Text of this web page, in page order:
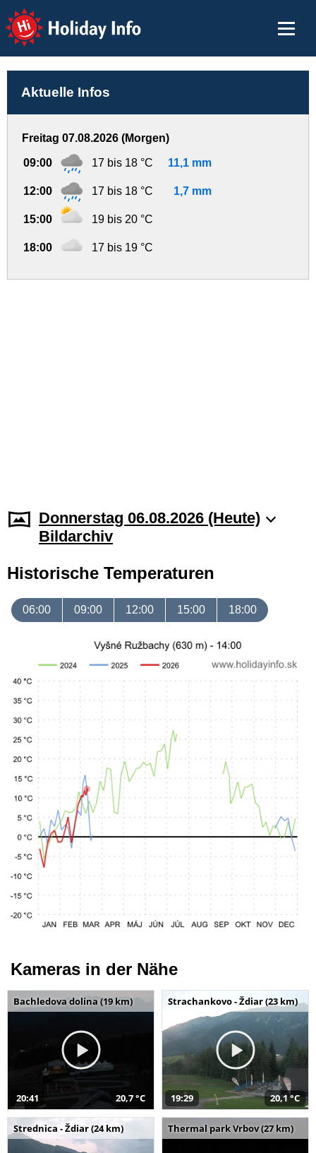
Holiday Info
Aktuelle Infos
Freitag 07.08.2026 (Morgen)
09:00 17 bis 18 °C 11,1 mm
12:00 17 bis 18 °C 1,7 mm
15:00 19 bis 20 °C
18:00 17 bis 19 °C
Donnerstag 06.08.2026 (Heute)
Bildarchiv
Historische Temperaturen
06:00 09:00 12:00 15:00 18:00
Kameras in der Nähe
Bachledova dolina (19 km)
20:41 20,7 °C
Strachankovo - Ždiar (23 km)
19:29 20,1 °C
Strednica - Ždiar (24 km) Thermal park Vrbov (27 km)